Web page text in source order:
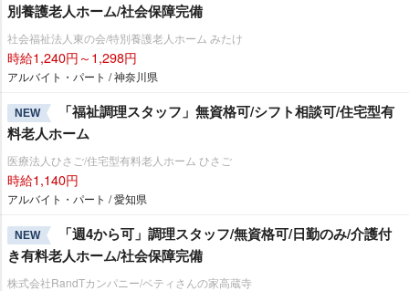
別養護老人ホーム/社会保障完備
社会福祉法人東の会/特別養護老人ホーム みたけ
時給1,240円～1,298円
アルバイト・パート / 神奈川県
NEW
「福祉調理スタッフ」無資格可/シフト相談可/住宅型有
料老人ホーム
医療法人ひさご/住宅型有料老人ホーム ひさご
時給1,140円
アルバイト・パート / 愛知県
NEW
「週4から可」調理スタッフ/無資格可/日勤のみ/介護付
き有料老人ホーム/社会保障完備
株式会社RandTカンパニー/ベティさんの家高蔵寺